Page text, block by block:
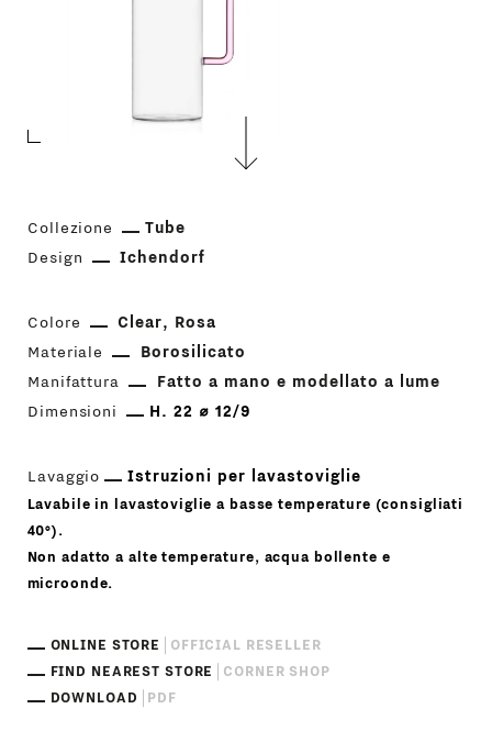
Collezione
Tube
Design
Ichendorf
Colore Clear
Rosa
Materiale
Borosilicato
Manifattura
Fatto a mano e modellato a lume
Dimensioni
H. 22 ⌀ 12/9
Lavaggio Istruzioni per lavastoviglie
Lavabile in lavastoviglie a basse temperature (consigliati
40°).
Non adatto a alte temperature, acqua bollente e
microonde.
ONLINE STORE
OFFICIAL RESELLER
FIND NEAREST STORE
CORNER SHOP
DOWNLOAD
PDF